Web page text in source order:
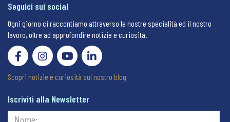
Seguici sui social
Ogni giorno ci raccontiamo attraverso le nostre specialità ed il nostro
lavoro, oltre ad approfondire notizie e curiosità.
Scopri notizie e curiosità sul nostro blog
Iscriviti alla Newsletter